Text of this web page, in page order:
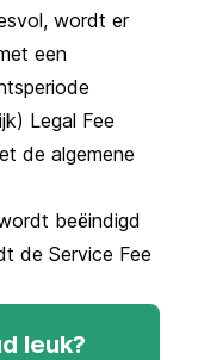
wordt er
een
Legal Fee
de algemene
beëindigd
de Service Fee
leuk?